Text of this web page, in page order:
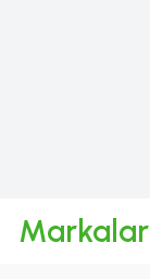
Markalar